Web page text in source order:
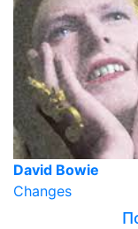
David Bowie
Changes